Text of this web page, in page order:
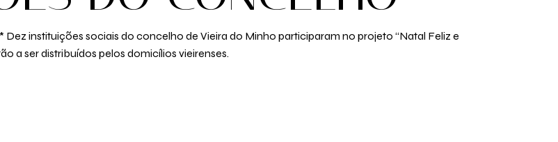
instituições sociais do concelho de Vieira do Minho participaram no projeto “Natal Feliz e
a ser distribuídos pelos domicílios vieirenses.